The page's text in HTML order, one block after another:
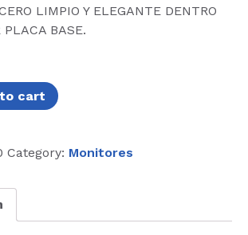
LIMPIO Y ELEGANTE DENTRO
PLACA BASE.
cart
Category: Monitores